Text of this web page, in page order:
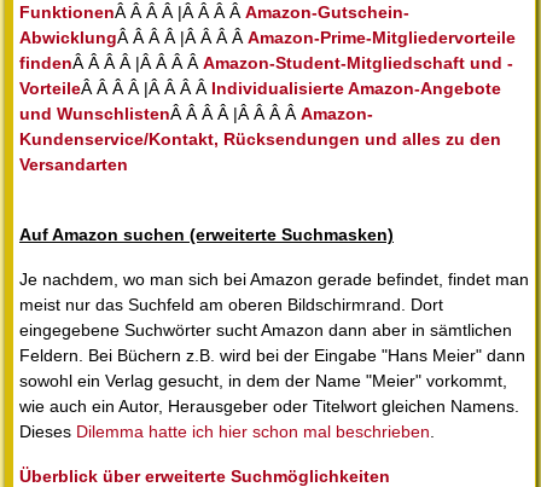
FunktionenÂ Â Â Â |Â Â Â Â Amazon-Gutschein-
AbwicklungÂ Â Â Â |Â Â Â Â Amazon-Prime-Mitgliedervorteile
findenÂ Â Â Â |Â Â Â Â Amazon-Student-Mitgliedschaft und -
VorteileÂ Â Â Â |Â Â Â Â Individualisierte Amazon-Angebote
und WunschlistenÂ Â Â Â |Â Â Â Â Amazon-
Kundenservice/Kontakt, Rücksendungen und alles zu den
Versandarten
Auf Amazon suchen (erweiterte Suchmasken)
Je nachdem, wo man sich bei Amazon gerade befindet, findet man
meist nur das Suchfeld am oberen Bildschirmrand. Dort
eingegebene Suchwörter sucht Amazon dann aber in sämtlichen
Feldern. Bei Büchern z.B. wird bei der Eingabe "Hans Meier" dann
sowohl ein Verlag gesucht, in dem der Name "Meier" vorkommt,
wie auch ein Autor, Herausgeber oder Titelwort gleichen Namens.
Dieses Dilemma hatte ich hier schon mal beschrieben
Überblick über erweiterte Suchmöglichkeiten